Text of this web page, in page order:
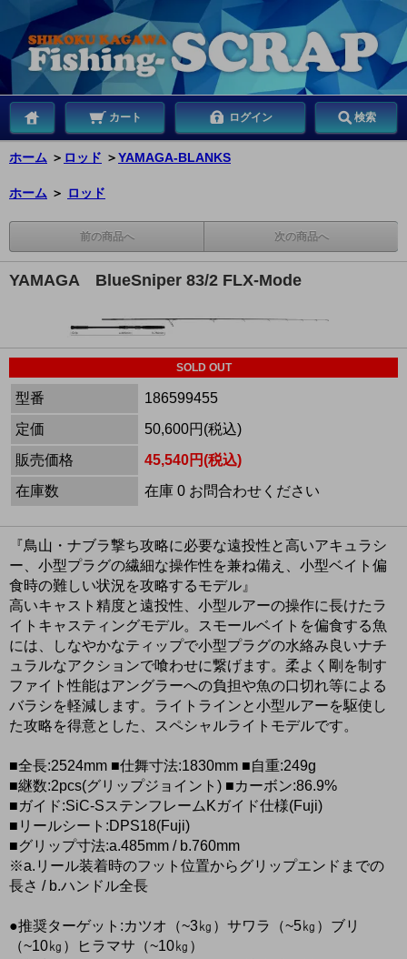
カート ログイン 検索
ホーム ＞ ロッド ＞YAMAGA-BLANKS
ホーム ＞ ロッド
前の商品へ 次の商品へ
YAMAGA BlueSniper 83/2 FLX-Mode
SOLD OUT
型番
186599455
定価
50,600円(税込)
販売価格
45,540円(税込)
在庫数
在庫 0 お問合わせください
『鳥山・ナブラ撃ち攻略に必要な遠投性と高いアキュラシ
ー、小型プラグの繊細な操作性を兼ね備え、小型ベイト偏
食時の難しい状況を攻略するモデル』
高いキャスト精度と遠投性、小型ルアーの操作に長けたラ
イトキャスティングモデル。スモールベイトを偏食する魚
には、しなやかなティップで小型プラグの水絡み良いナチ
ュラルなアクションで喰わせに繋げます。柔よく剛を制す
ファイト性能はアングラーへの負担や魚の口切れ等による
バラシを軽減します。ライトラインと小型ルアーを駆使し
た攻略を得意とした、スペシャルライトモデルです。
■全長:2524mm ■仕舞寸法:1830mm ■自重:249g
■継数:2pcs(グリップジョイント) ■カーボン:86.9%
■ガイド:SiC-SステンフレームKガイド仕様(Fuji)
■リールシート:DPS18(Fuji)
■グリップ寸法:a.485mm / b.760mm
※a.リール装着時のフット位置からグリップエンドまでの
長さ / b.ハンドル全長
●推奨ターゲット:カツオ（~3㎏）サワラ（~5㎏）ブリ
（~10㎏）ヒラマサ（~10㎏）